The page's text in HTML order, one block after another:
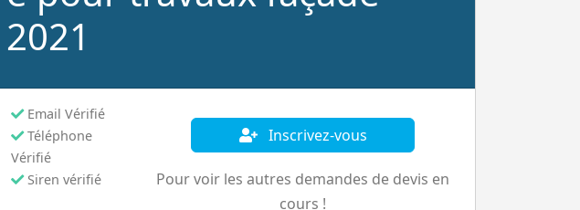
Email Vérifié
Téléphone
Vérifié
Siren vérifié
Inscrivez-vous
Pour voir les autres demandes de devis en
cours !